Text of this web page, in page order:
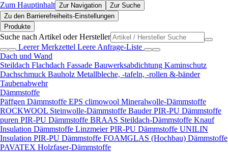
Zum Hauptinhalt Zur Navigation
Zur Suche
Zu den Barrierefreiheits-Einstellungen
Produkte
Suche nach Artikel oder Hersteller
Leerer Merkzettel Leere Anfrage-Liste
Dach und Wand
Steildach Flachdach Fassade Bauwerksabdichtung Kaminschutz
Dachschmuck Bauholz Metallbleche, -tafeln, -rollen &-bänder
Taubenabwehr
Dämmstoffe
Päffgen Dämmstoffe EPS climowool Mineralwolle-Dämmstoffe
ROCKWOOL Steinwolle-Dämmstoffe Bauder PIR-PU Dämmstoffe
puren PIR-PU Dämmstoffe BRAAS Steildach-Dämmstoffe Knauf
Insulation Dämmstoffe Linzmeier PIR-PU Dämmstoffe UNILIN
Insulation PIR-PU Dämmstoffe FOAMGLAS (Hochbau) Dämmstoffe
PAVATEX Holzfaser-Dämmstoffe